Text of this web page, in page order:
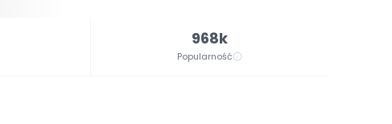
968k
Popularność